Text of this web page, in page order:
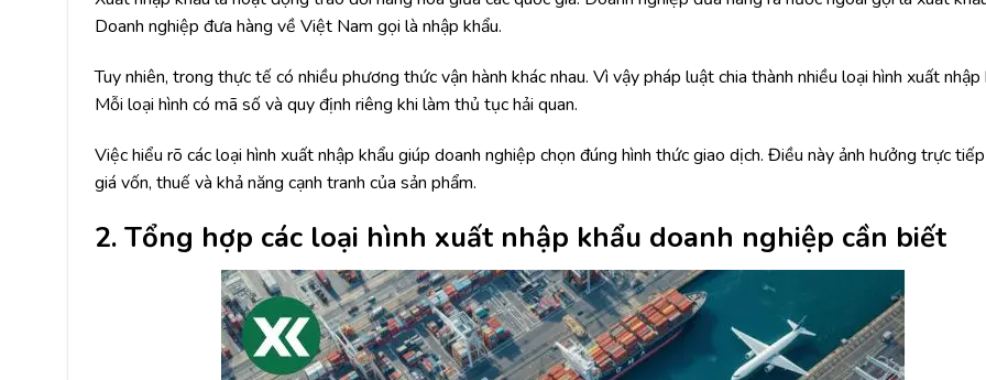
Doanh nghiệp đưa hàng về Việt Nam gọi là nhập khẩu.
Tuy nhiên, trong thực tế có nhiều phương thức vận hành khác nhau. Vì vậy pháp luật chia thành nhiều loại hình xuất nhập
Mỗi loại hình có mã số và quy định riêng khi làm thủ tục hải quan.
Việc hiểu rõ các loại hình xuất nhập khẩu giúp doanh nghiệp chọn đúng hình thức giao dịch. Điều này ảnh hưởng trực
giá vốn, thuế và khả năng cạnh tranh của sản phẩm.
2. Tổng hợp các loại hình xuất nhập khẩu doanh nghiệp cần biết